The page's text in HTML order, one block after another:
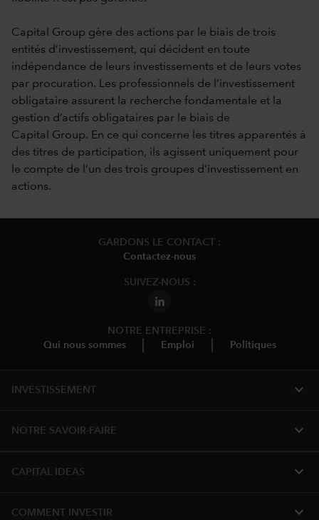
Capital Group gère des actions par le biais de trois
entités d’investissement, qui décident en toute
indépendance de leurs investissements et de leurs votes
par procuration. Les professionnels de l’investissement
obligataire assurent la recherche fondamentale et la
gestion d’actifs obligataires par le biais de
Capital Group. En ce qui concerne les titres apparentés à
des titres de participation, ils agissent uniquement pour
le compte de l’un des trois groupes d’investissement en
actions.
GARDONS LE CONTACT :
Contactez-nous
SUIVEZ-NOUS :
NOTRE ENTREPRISE :
Qui nous sommes
Emploi Politiques
INVESTISSEMENT expand_more
NOTRE SAVOIR-FAIRE expand_more
CAPITAL IDEAS expand_more
COMMENT INVESTIR expand_more